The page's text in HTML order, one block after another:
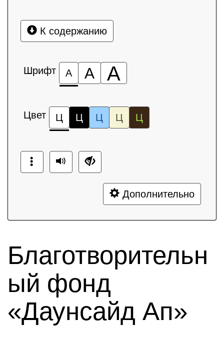
К содержанию
Шрифт А А А
Цвет Ц Ц Ц Ц Ц
Дополнительно
Благотворительн
ый фонд
«Даунсайд Ап»